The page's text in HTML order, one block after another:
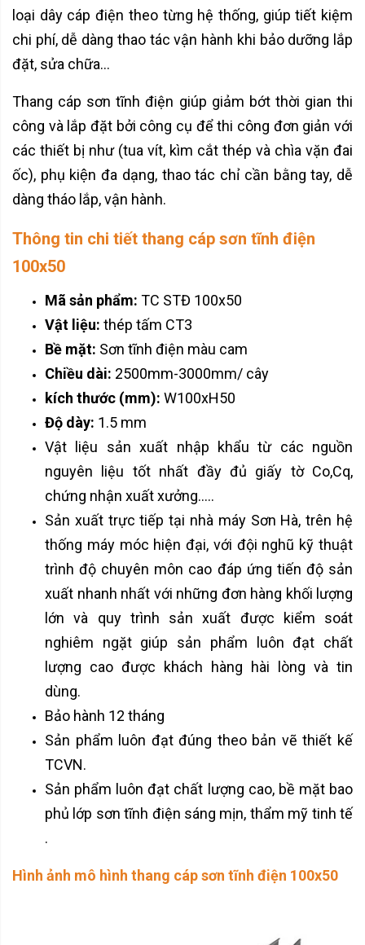
loại dây cáp điện theo từng hệ thống, giúp tiết kiệm
chi phí, dễ dàng thao tác vận hành khi bảo dưỡng lắp
đặt, sửa chữa...
Thang cáp sơn tĩnh điện giúp giảm bớt thời gian thi
công và lắp đặt bởi công cụ để thi công đơn giản với
các thiết bị như (tua vít, kìm cắt thép và chìa vặn đai
ốc), phụ kiện đa dạng, thao tác chỉ cần bằng tay, dễ
dàng tháo lắp, vận hành.
Thông tin chi tiết thang cáp sơn tĩnh điện
100x50
Mã sản phẩm: TC STĐ 100x50
Vật liệu: thép tấm CT3
Bề mặt: Sơn tĩnh điện màu cam
Chiều dài: 2500mm-3000mm/ cây
kích thước (mm): W100xH50
Độ dày: 1.5 mm
Vật liệu sản xuất nhập khẩu từ các nguồn
nguyên liệu tốt nhất đầy đủ giấy tờ Co,Cq,
chứng nhận xuất xưởng.....
Sản xuất trực tiếp tại nhà máy Sơn Hà, trên hệ
thống máy móc hiện đại, với đội nghũ kỹ thuật
trình độ chuyên môn cao đáp ứng tiến độ sản
xuất nhanh nhất với những đơn hàng khối lượng
lớn và quy trình sản xuất được kiểm soát
nghiêm ngặt giúp sản phẩm luôn đạt chất
lượng cao được khách hàng hài lòng và tin
dùng.
Bảo hành 12 tháng
Sản phẩm luôn đạt đúng theo bản vẽ thiết kế
TCVN.
Sản phẩm luôn đạt chất lượng cao, bề mặt bao
phủ lớp sơn tĩnh điện sáng mịn, thẩm mỹ tinh tế
.
Hình ảnh mô hình thang cáp sơn tĩnh điện 100x50